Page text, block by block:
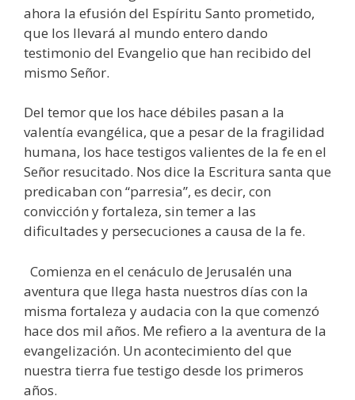
ahora la efusión del Espíritu Santo prometido,
que los llevará al mundo entero dando
testimonio del Evangelio que han recibido del
mismo Señor.
Del temor que los hace débiles pasan a la
valentía evangélica, que a pesar de la fragilidad
humana, los hace testigos valientes de la fe en el
Señor resucitado. Nos dice la Escritura santa que
predicaban con “parresia”, es decir, con
convicción y fortaleza, sin temer a las
dificultades y persecuciones a causa de la fe.
Comienza en el cenáculo de Jerusalén una
aventura que llega hasta nuestros días con la
misma fortaleza y audacia con la que comenzó
hace dos mil años. Me refiero a la aventura de la
evangelización. Un acontecimiento del que
nuestra tierra fue testigo desde los primeros
años.